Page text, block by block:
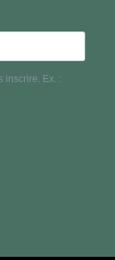
inscrire. Ex. :